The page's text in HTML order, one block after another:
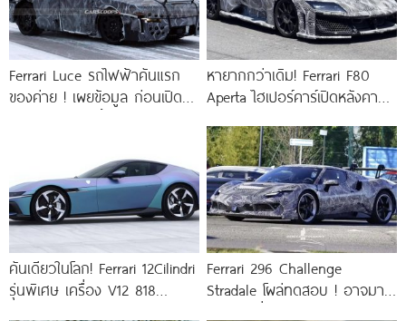
Ferrari Luce รถไฟฟ้าคันแรก
ของค่าย ! เผยข้อมูล ก่อนเปิด
หายากกว่าเดิม! Ferrari F80
Aperta ไฮเปอร์คาร์เปิดหลังคา
คันเดียวในโลก! Ferrari 12Cilindri
รุ่นพิเศษ เครื่อง V12 818
Ferrari 296 Challenge
Stradale โผล่ทดสอบ ! อาจมา